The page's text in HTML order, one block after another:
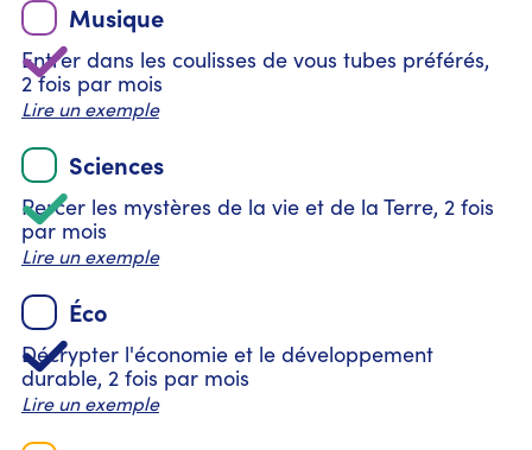
Musique
Entrer dans les coulisses de vous tubes préférés,
2 fois par mois
Lire un exemple
Sciences
Percer les mystères de la vie et de la Terre, 2 fois
par mois
Lire un exemple
Éco
Décrypter l'économie et le développement
durable, 2 fois par mois
Lire un exemple